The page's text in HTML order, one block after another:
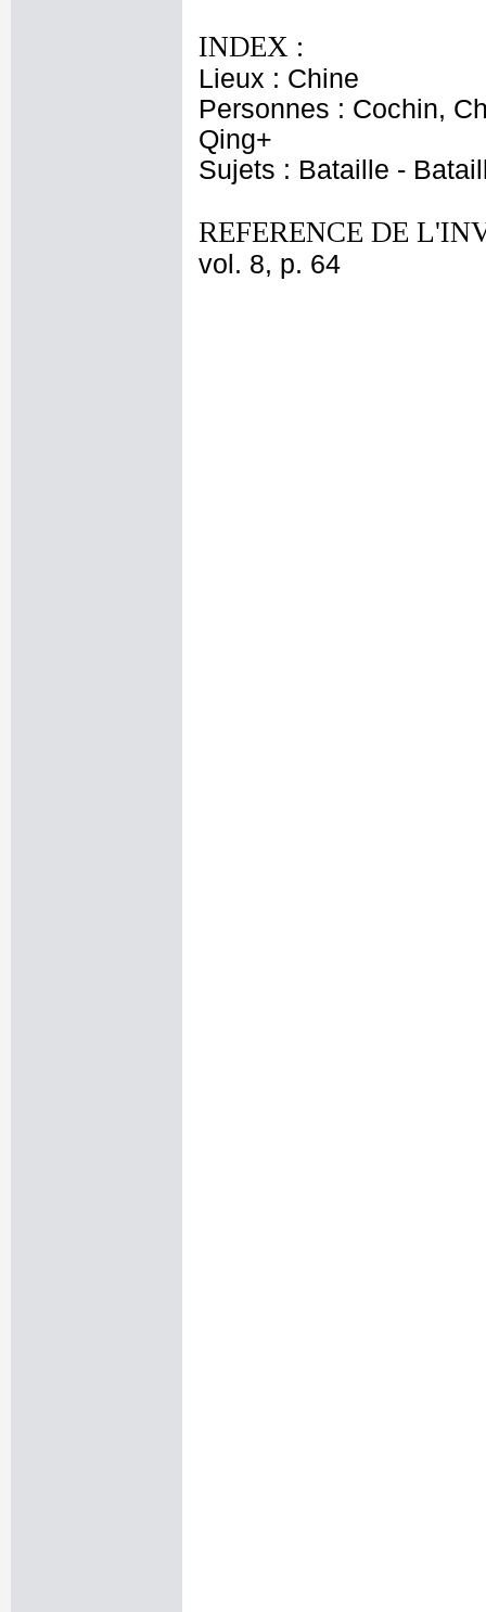
INDEX :
Lieux : Chine
Personnes : Cochin,
Qing+
Sujets : Bataille -
REFERENCE DE
vol. 8, p. 64